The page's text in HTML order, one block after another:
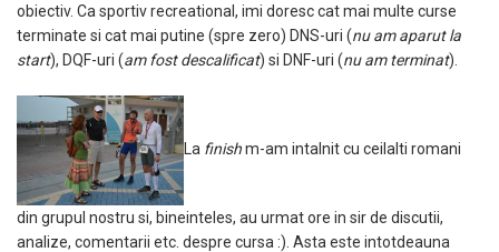
obiectiv. Ca sportiv recreational, imi doresc cat mai multe curse
terminate si cat mai putine (spre zero) DNS-uri (nu am aparut la
start), DQF-uri (am fost descalificat) si DNF-uri (nu am terminat).
La finishm-am intalnit cu ceilalti romani
din grupul nostru si, bineinteles, au urmat ore in sir de discutii,
analize, comentarii etc. despre cursa :). Asta este intotdeauna